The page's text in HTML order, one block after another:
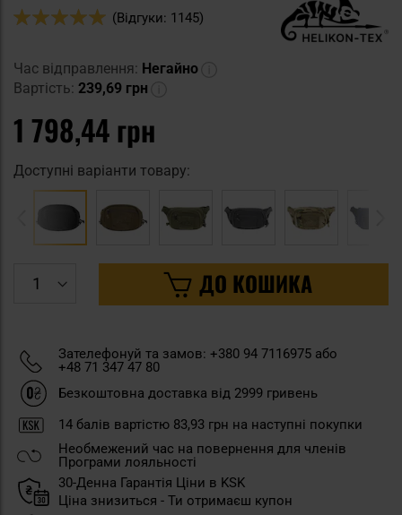
Оцінка:
(Відгуки: 1145)
Час відправлення: Негайно
Вартість: 239,69 грн
1 798,44 грн
Доступні варіанти товару:
ДО КОШИКА
Зателефонуй та замов: +380 94 7116975 або
+48 71 347 47 80
Безкоштовна доставка від 2999 гривень
14 балів вартістю 83,93 грн на наступні покупки
Необмежений час на повернення для членів
Програми лояльності
30-Денна Гарантія Ціни в KSK
Ціна знизиться - Ти отримаєш купон